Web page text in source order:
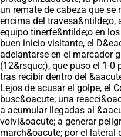
un remate de cabeza que
encima del travesa&ntilde;o,
equipo tinerfe&ntilde;o en
buen inicio visitante, el
adelantarse en el marcador
(12&rsquo;), que puso el 1-0
tras recibir dentro del
Lejos de acusar el golpe, el
busc&oacute; una
a acumular llegadas al
volvi&oacute; a generar
march&oacute; por el lateral